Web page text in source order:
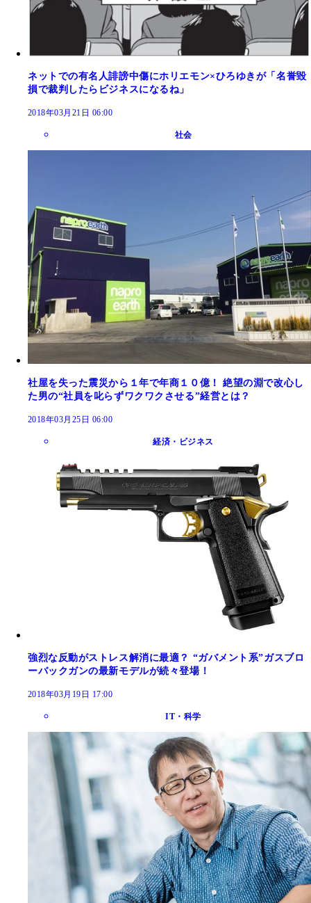
ネットでの有名人誹謗中傷にホリエモン×ひろゆきが「名誉毀
損で裁判したらビジネスになるね」
2018年03月21日 06:00
社会
社屋を失った震災から１年で年商１０億！ 絶望の淵で改心し
た男の“社員を叱らずワクワクさせる”経営とは？
2018年03月25日 06:00
経済・ビジネス
強烈な反動がストレス解消に最適？ “ガバメント系”ガスブロ
ーバックガンの最新モデルが続々登場！
2018年03月19日 17:00
IT・科学